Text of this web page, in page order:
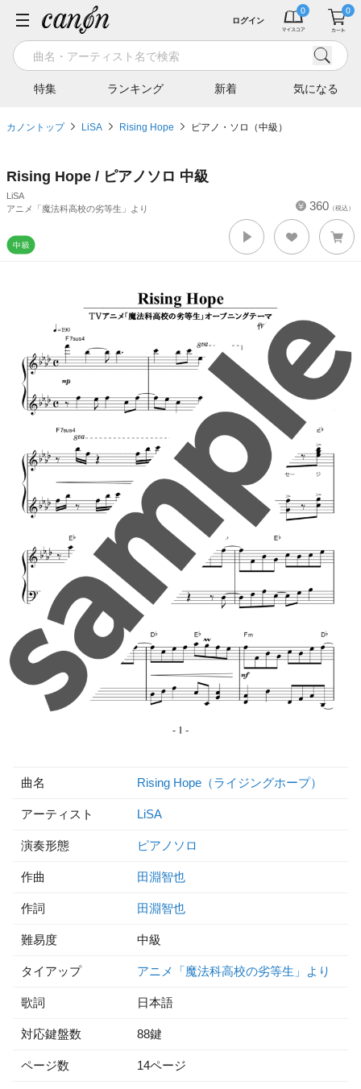
特集 ランキング 新着 気になる
ログイン
カノントップ LiSA Rising Hope ピアノ・ソロ（中級）
Rising Hope / ピアノソロ 中級
LiSA
アニメ「魔法科高校の劣等生」より
360 （税込）
曲名 Rising Hope（ライジングホープ）
アーティスト LiSA
演奏形態 ピアノソロ
作曲 田淵智也
作詞 田淵智也
難易度 中級
タイアップ アニメ「魔法科高校の劣等生」より
歌詞 日本語
対応鍵盤数 88鍵
ページ数 14ページ